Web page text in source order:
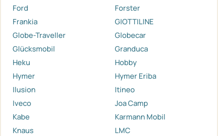
Ford
Forster
Frankia
GIOTTILINE
Globe-Traveller
Globecar
Glücksmobil
Granduca
Heku
Hobby
Hymer
Hymer Eriba
Ilusion
Itineo
Iveco
Joa Camp
Kabe
Karmann Mobil
Knaus
LMC